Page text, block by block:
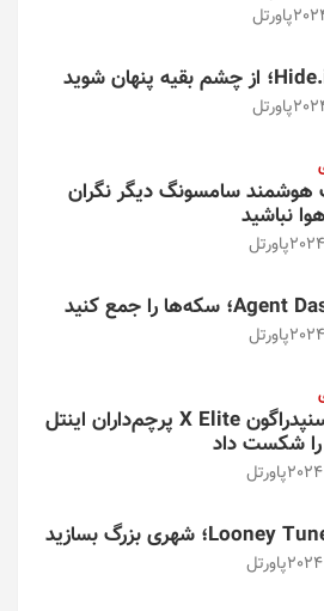
پاورتل
پاورتل
هوشمند سامسونگ دیگر نگران
نباشید
پاورتل
پاورتل
تراشه اسنپدراگون X Elite پرچم‌داران اینتل
پاورتل
پاورتل